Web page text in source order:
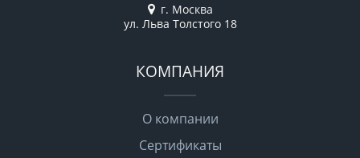
г. Москва
ул. Льва Толстого 18
КОМПАНИЯ
О компании
Сертификаты